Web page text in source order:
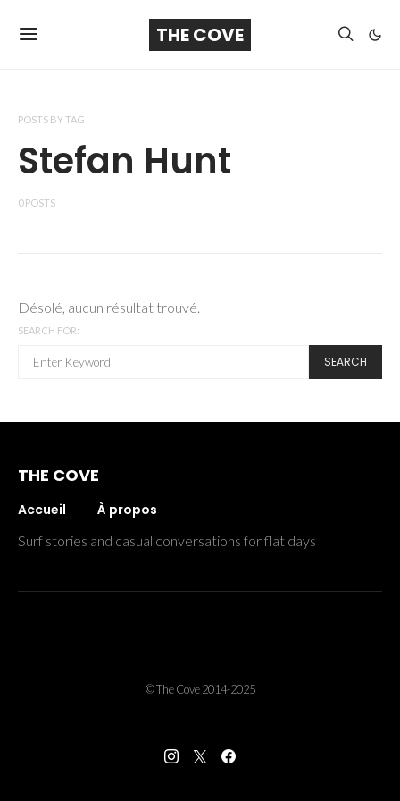
THE COVE
POSTS BY TAG
Stefan Hunt
0 POSTS
Désolé, aucun résultat trouvé.
SEARCH FOR:
SEARCH
THE COVE
Accueil À propos
Surf stories and casual conversations for flat days
© The Cove 2014-2025